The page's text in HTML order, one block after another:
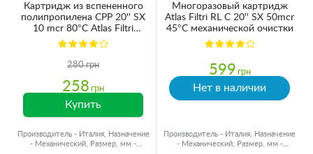
Картридж из вспененного
полипропилена CPP 20'' SX
10 mcr 80°C Atlas Filtri
RA5706709
280 грн
258 грн
Купить
Производитель - Италия, Назначение
- Механический, Размер, мм -
Многоразовый картридж
Atlas Filtri RL C 20'' SX 50mcr
45°C механической очистки
599 грн
Нет в наличии
Производитель - Италия, Назначение
- Механический, Размер, мм -